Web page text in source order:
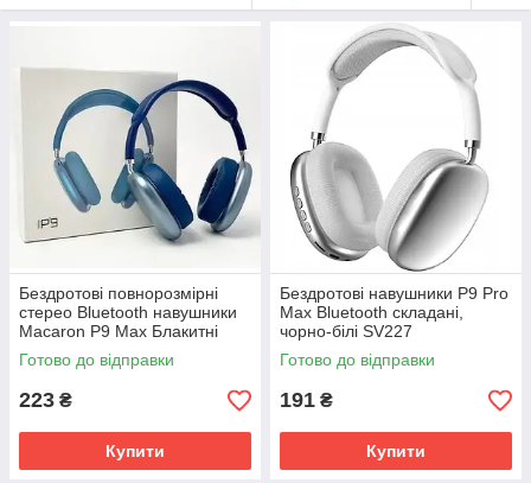
Бездротові повнорозмірні
стерео Bluetooth навушники
Macaron P9 Max Блакитні
SV227
Готово до відправки
223 ₴
Купити
Бездротові навушники P9 Pro
Max Bluetooth складані,
чорно-білі SV227
Готово до відправки
191 ₴
Купити